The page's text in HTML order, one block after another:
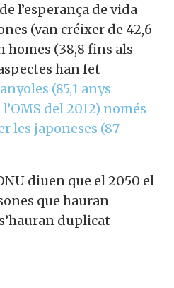
l’esperança de vida
(van créixer de 42,6
homes (38,8 fins als
han fet
(85,1 anys
del 2012) només
les japoneses (87
diuen que el 2050 el
que hauran
duplicat